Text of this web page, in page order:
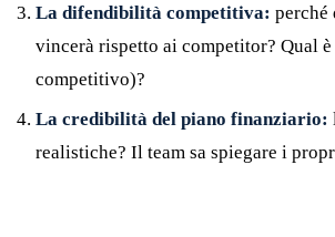
La difendibilità competitiva: perché
vincerà rispetto ai competitor? Qual
competitivo)?
La credibilità del piano finanziario:
realistiche? Il team sa spiegare i